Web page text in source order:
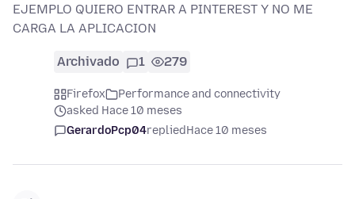
EJEMPLO QUIERO ENTRAR A PINTEREST Y NO ME
CARGA LA APLICACION
Archivado 1 279
Firefox
Performance and connectivity
asked Hace 10 meses
GerardoPcp04repliedHace 10 meses